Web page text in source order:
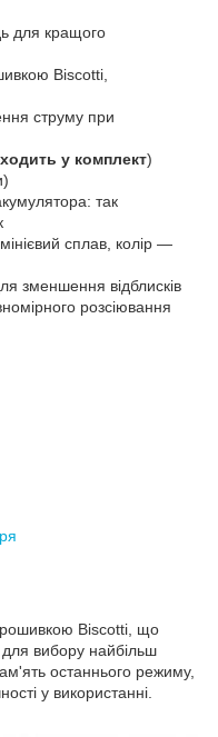
для кращого
Biscotti,
струму при
у комплект)
так
сплав, колір —
зменшення відблисків
розсіювання
Biscotti, що
вибору найбільш
останнього режиму,
у використанні.